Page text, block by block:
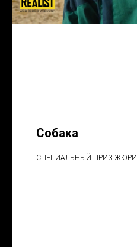
Собака
СПЕЦИАЛЬНЫЙ ПРИЗ ЖЮРИ